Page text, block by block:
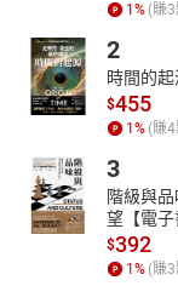
1 % (賺3
2
時間的
$455
1 % (賺4
3
階級與
望【電子
$392
1 % (賺3